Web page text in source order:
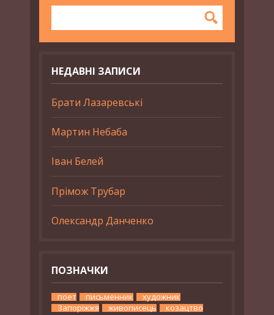
НЕДАВНІ ЗАПИСИ
Брати Лазаревські
Мартин Небаба
Іван Белей
Прімож Трубар
Олександр Данченко
ПОЗНАЧКИ
поет письменник
художник
Запоріжжя
живописець
козацтво